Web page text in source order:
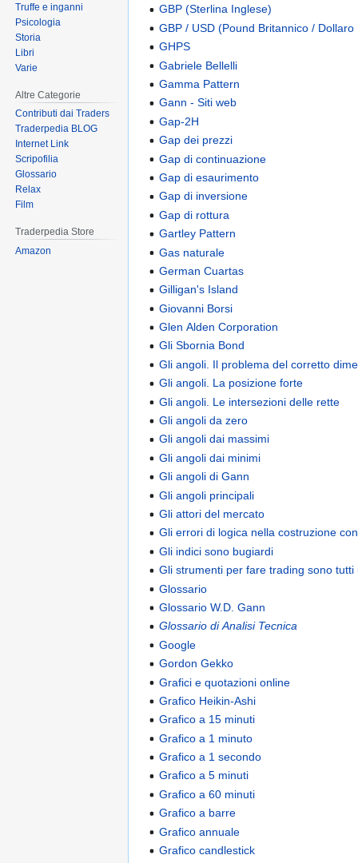
GBP (Sterlina Inglese)
GBP / USD (Pound Britannico / Dollaro
GHPS
Gabriele Bellelli
Gamma Pattern
Gann - Siti web
Gap-2H
Gap dei prezzi
Gap di continuazione
Gap di esaurimento
Gap di inversione
Gap di rottura
Gartley Pattern
Gas naturale
German Cuartas
Gilligan's Island
Giovanni Borsi
Glen Alden Corporation
Gli Sbornia Bond
Gli angoli. Il problema del corretto
Gli angoli. La posizione forte
Gli angoli. Le intersezioni delle rette
Gli angoli da zero
Gli angoli dai massimi
Gli angoli dai minimi
Gli angoli di Gann
Gli angoli principali
Gli attori del mercato
Gli errori di logica nella costruzione
Gli indici sono bugiardi
Gli strumenti per fare trading sono tutti
Glossario
Glossario W.D. Gann
Glossario di Analisi Tecnica
Google
Gordon Gekko
Grafici e quotazioni online
Grafico Heikin-Ashi
Grafico a 15 minuti
Grafico a 1 minuto
Grafico a 1 secondo
Grafico a 5 minuti
Grafico a 60 minuti
Grafico a barre
Grafico annuale
Grafico candlestick
Truffe e inganni
Psicologia
Storia
Libri
Varie
Altre Categorie
Contributi dai Traders
Traderpedia BLOG
Internet Link
Scripofilia
Glossario
Relax
Film
Traderpedia Store
Amazon